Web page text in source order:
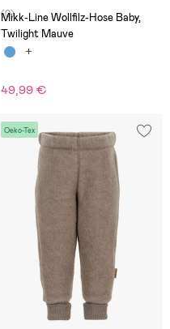
(0)
Mikk-Line Wollfilz-Hose Baby,
Twilight Mauve
49,99 €
Oeko-Tex